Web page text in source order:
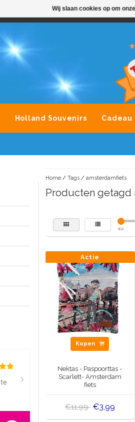
Holland Souvenirs
Home/ Tags/ amsterdamfiets
Producten getagd
€0
Actie
Kopen
Nektas - Paspoorttas -
Scarlett- Amsterdam
fiets
€11,99 €3,99
Wij slaan cookies op om